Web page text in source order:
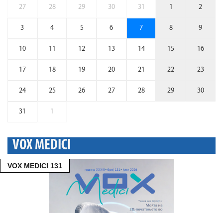
27 28 29 30 31 1 2
3 4 5 6 7 8 9
10 11 12 13 14 15 16
17 18 19 20 21 22 23
24 25 26 27 28 29 30
31 1
VOX MEDICI
VOX MEDICI 131